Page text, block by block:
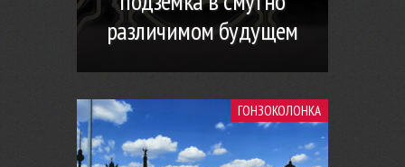
различимом будущем
ГОНЗОКОЛОНКА